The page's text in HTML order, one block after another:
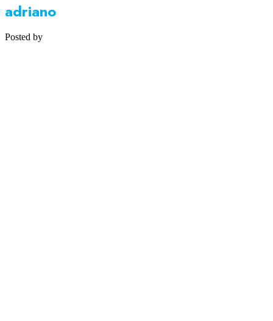
adriano
Posted by